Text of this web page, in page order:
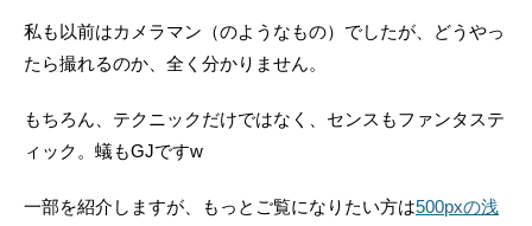
私も以前はカメラマン（のようなもの）でしたが、どうやっ
たら撮れるのか、全く分かりません。
もちろん、テクニックだけではなく、センスもファンタステ
ィック。蟻もGJですw
一部を紹介しますが、もっとご覧になりたい方は500pxの浅